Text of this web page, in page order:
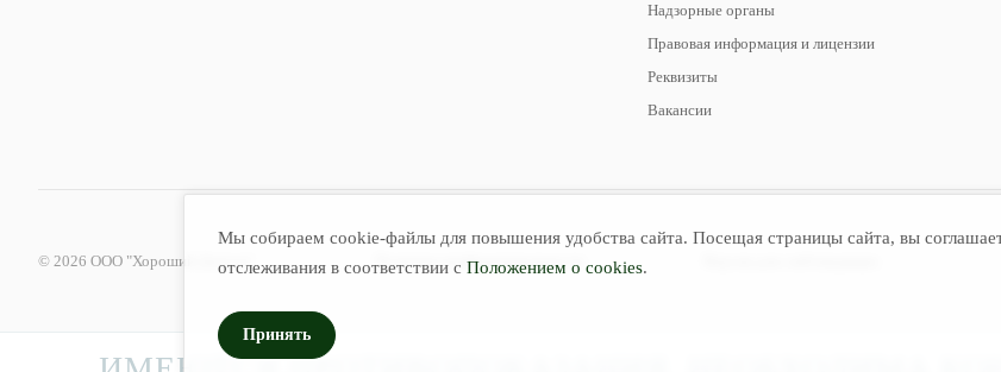
Надзорные органы
Правовая информация и лицензии
Реквизиты
Вакансии
© 2026 ООО "Хороший Доктор" Политика конфиденциальности
Мы собираем cookie-файлы для повышения удобства сайта. Посещая страницы сайта, вы
отслеживания в соответствии сПоложением о cookies.
Принять